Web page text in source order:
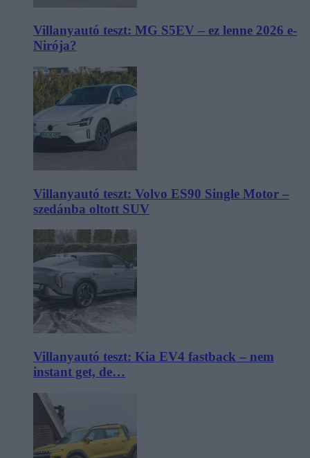
Villanyautó teszt: MG S5EV – ez lenne 2026 e-
Nirója?
Villanyautó teszt: Volvo ES90 Single Motor –
szedánba oltott SUV
Villanyautó teszt: Kia EV4 fastback – nem
instant get, de…